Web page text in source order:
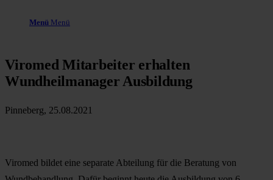
Menü Menü
Viromed Mitarbeiter erhalten
Wundheilmanager Ausbildung
Pinneberg, 25.08.2021
Viromed bildet eine separate Abteilung für die Beratung von